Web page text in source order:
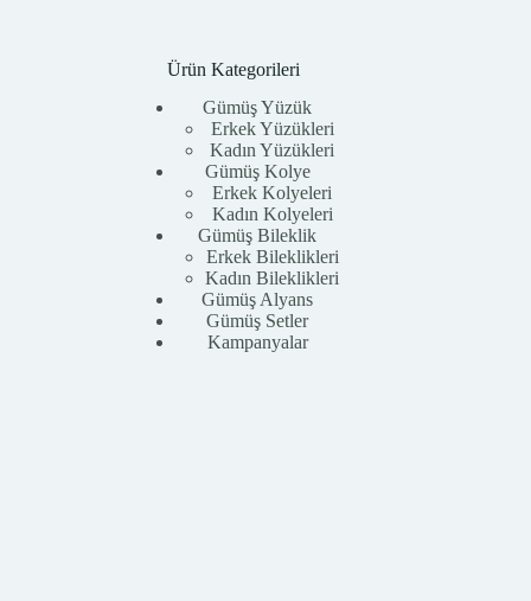
Ürün Kategorileri
Gümüş Yüzük
Erkek Yüzükleri
Kadın Yüzükleri
Gümüş Kolye
Erkek Kolyeleri
Kadın Kolyeleri
Gümüş Bileklik
Erkek Bileklikleri
Kadın Bileklikleri
Gümüş Alyans
Gümüş Setler
Kampanyalar